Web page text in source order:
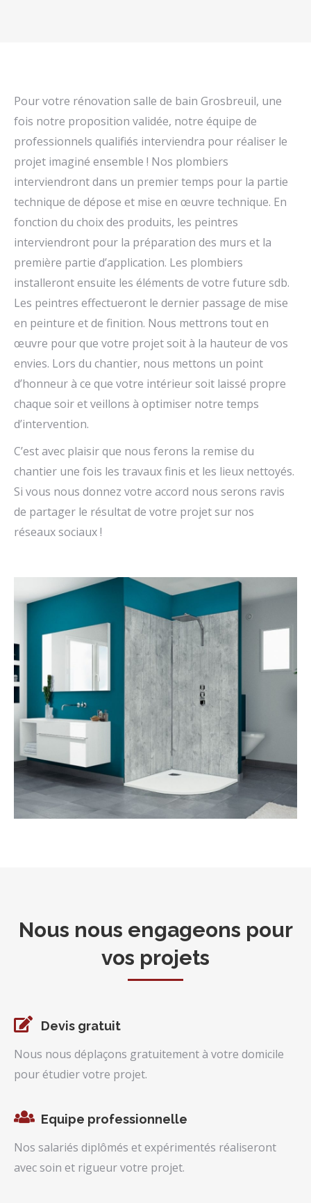
Pour votre rénovation salle de bain Grosbreuil, une
fois notre proposition validée, notre équipe de
professionnels qualifiés interviendra pour réaliser le
projet imaginé ensemble ! Nos plombiers
interviendront dans un premier temps pour la partie
technique de dépose et mise en œuvre technique. En
fonction du choix des produits, les peintres
interviendront pour la préparation des murs et la
première partie d’application. Les plombiers
installeront ensuite les éléments de votre future sdb.
Les peintres effectueront le dernier passage de mise
en peinture et de finition. Nous mettrons tout en
œuvre pour que votre projet soit à la hauteur de vos
envies. Lors du chantier, nous mettons un point
d’honneur à ce que votre intérieur soit laissé propre
chaque soir et veillons à optimiser notre temps
d’intervention.
C’est avec plaisir que nous ferons la remise du
chantier une fois les travaux finis et les lieux nettoyés.
Si vous nous donnez votre accord nous serons ravis
de partager le résultat de votre projet sur nos
réseaux sociaux !
Nous nous engageons pour
vos projets
Devis gratuit
Nous nous déplaçons gratuitement à votre domicile
pour étudier votre projet.
Equipe professionnelle
Nos salariés diplômés et expérimentés réaliseront
avec soin et rigueur votre projet.